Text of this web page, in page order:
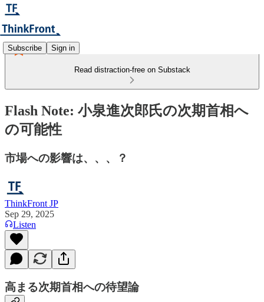
Subscribe Sign in
Read distraction-free on Substack
Flash Note: 小泉進次郎氏の次期首相へ
の可能性
市場への影響は、、、？
ThinkFront JP
Sep 29, 2025
Listen
高まる次期首相への待望論